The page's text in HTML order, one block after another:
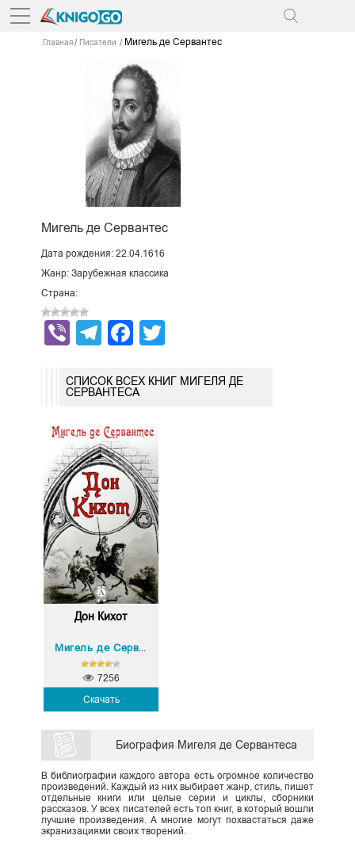
Главная Писатели Мигель де Сервантес
Мигель де Сервантес
Дата рождения: 22.04.1616
Жанр: Зарубежная классика
Страна:
ViberTelegram
Facebook
СПИСОК ВСЕХ КНИГ МИГЕЛЯ ДЕ
СЕРВАНТЕСА
Дон Кихот
Мигель де Сервантес
Скачать
7256
Биография Мигеля де Сервантеса
В библиографии каждого автора есть огромное количество
произведений. Каждый из них выбирает жанр, стиль, пишет
отдельные книги или целые серии и циклы, сборники
рассказов. У всех писателей есть топ книг, в который вошли
лучшие произведения. А многие могут похвастаться даже
экранизациями своих творений.